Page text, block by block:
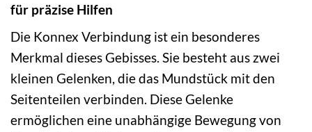
für präzise Hilfen
Die Konnex Verbindung ist ein besonderes
Merkmal dieses Gebisses. Sie besteht aus zwei
kleinen Gelenken, die das Mundstück mit den
Seitenteilen verbinden. Diese Gelenke
ermöglichen eine unabhängige Bewegung von